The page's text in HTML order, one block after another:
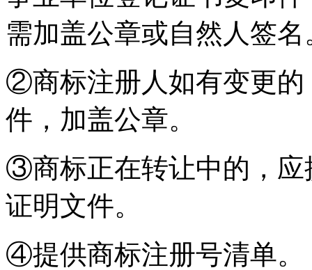
需加盖公章或自然人签名
②商标注册人如有变更的
件，加盖公章。
③商标正在转让中的，应
证明文件。
④提供商标注册号清单。